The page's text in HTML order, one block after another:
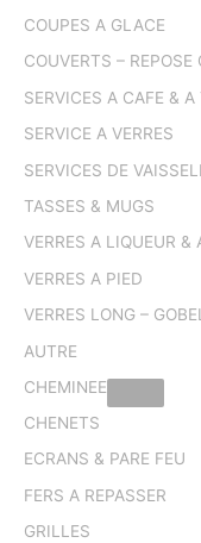
COUPES A GLACE
COUVERTS – REPOSE
SERVICES A CAFE & A
SERVICE A VERRES
SERVICES DE
TASSES & MUGS
VERRES A LIQUEUR &
VERRES A PIED
VERRES LONG –
AUTRE
CHEMINEE
CHENETS
ECRANS & PARE FEU
FERS A REPASSER
GRILLES